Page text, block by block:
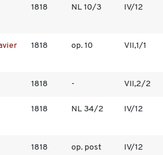
1818 NL 10/3 IV/12
1818 op. 10 VII,1/1
1818 - VII,2/2
1818 NL 34/2 IV/12
1818
op. post
IV/12